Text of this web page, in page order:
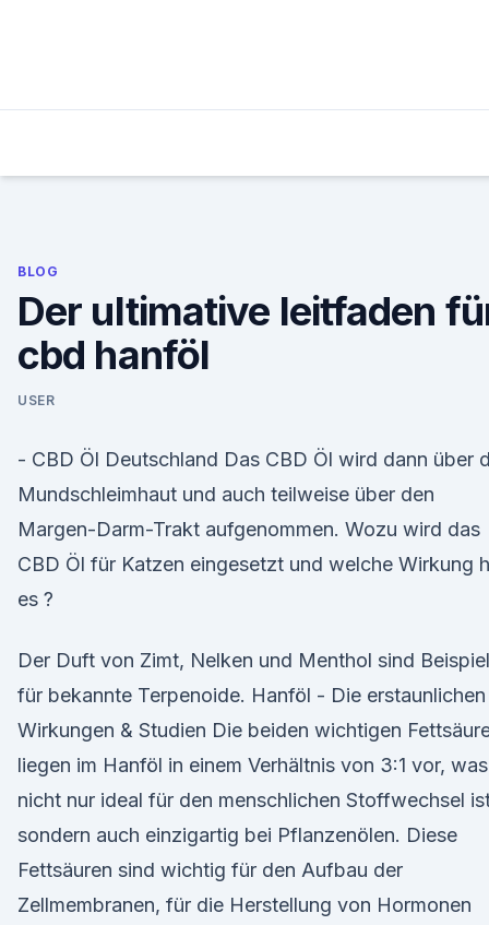
BLOG
Der ultimative leitfaden
cbd hanföl
USER
- CBD Öl Deutschland Das CBD Öl wird dann über
Mundschleimhaut und auch teilweise über den
Margen-Darm-Trakt aufgenommen. Wozu wird das
CBD Öl für Katzen eingesetzt und welche Wirkung
es ?
Der Duft von Zimt, Nelken und Menthol sind
für bekannte Terpenoide. Hanföl - Die erstaunlichen
Wirkungen & Studien Die beiden wichtigen
liegen im Hanföl in einem Verhältnis von 3:1 vor, was
nicht nur ideal für den menschlichen Stoffwechsel
sondern auch einzigartig bei Pflanzenölen. Diese
Fettsäuren sind wichtig für den Aufbau der
Zellmembranen, für die Herstellung von Hormonen